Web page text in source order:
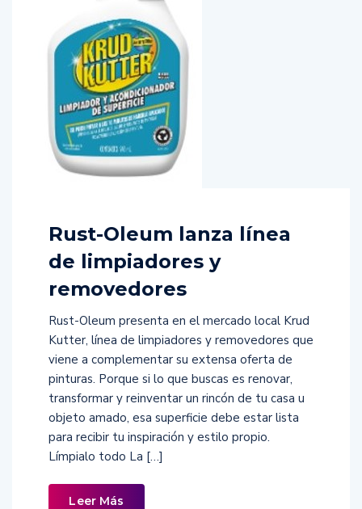
Rust-Oleum lanza línea
de limpiadores y
removedores
Rust-Oleum presenta en el mercado local Krud
Kutter, línea de limpiadores y removedores que
viene a complementar su extensa oferta de
pinturas. Porque si lo que buscas es renovar,
transformar y reinventar un rincón de tu casa u
objeto amado, esa superficie debe estar lista
para recibir tu inspiración y estilo propio.
Límpialo todo La […]
Leer Más